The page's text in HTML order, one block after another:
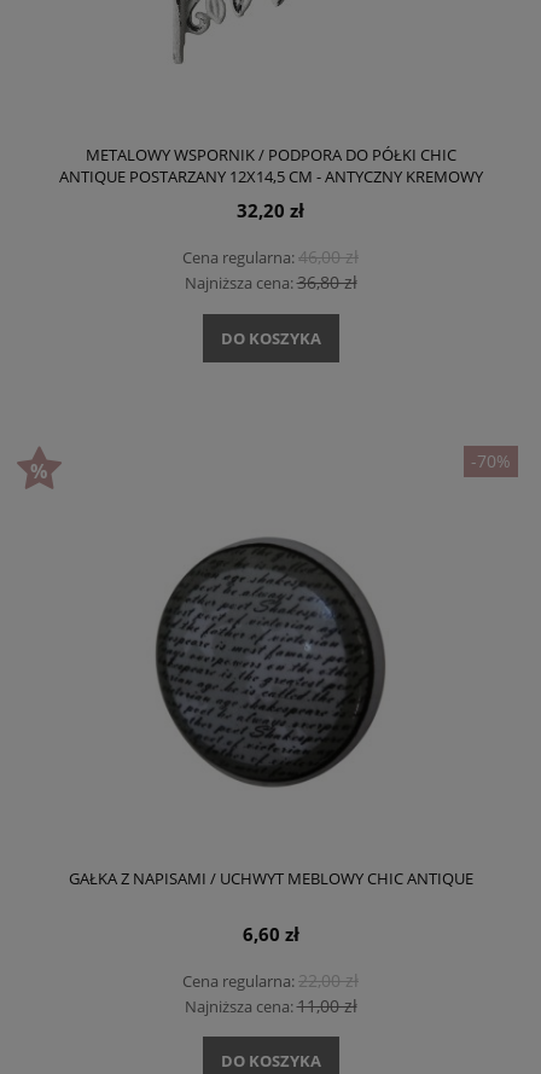
METALOWY WSPORNIK / PODPORA DO PÓŁKI CHIC
ANTIQUE POSTARZANY 12X14,5 CM - ANTYCZNY KREMOWY
32,20 zł
Cena regularna:46,00 zł
Najniższa cena:36,80 zł
DO KOSZYKA
GAŁKA Z NAPISAMI / UCHWYT MEBLOWY CHIC ANTIQUE
6,60 zł
Cena regularna:22,00 zł
Najniższa cena:11,00 zł
DO KOSZYKA
-70%